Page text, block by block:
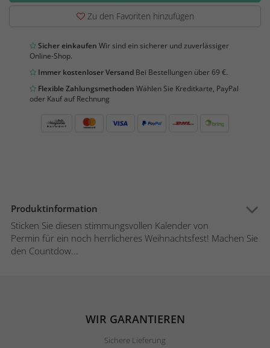
Zu den Favoriten hinzufügen
Sicher einkaufen Wir sind ein sicherer und zuverlässiger
Online-Shop.
Immer kostenloser Versand Bei Bestellungen über 69 €.
Flexible Zahlungsmethoden Wählen Sie Kreditkarte, PayPal
oder Kauf auf Rechnung
Produktinformation
Sticken Sie diesen stimmungsvollen Kalender von
Permin für ein noch herrlicheres Weihnachtsfest! Machen Sie
den Countdow...
WIR GARANTIEREN
Sichere Lieferung